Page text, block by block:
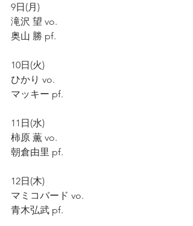
9日(月)
滝沢 望 vo.
奥山 勝 pf.
10日(火)
ひかり vo.
マッキー pf.
11日(水)
柿原 薫 vo.
朝倉由里 pf.
12日(木)
マミコバード vo.
青木弘武 pf.